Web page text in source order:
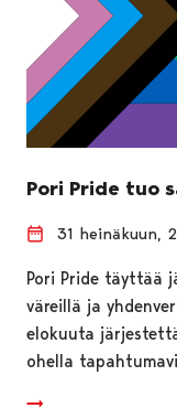
Pori Pride tuo
31 heinäkuun,
Pori Pride täyttää
väreillä ja
elokuuta
ohella